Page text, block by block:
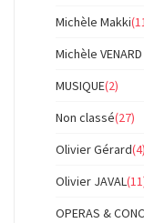
Michèle Makki
Michèle
MUSIQUE(2)
Non classé(27)
Olivier Gérard(4)
Olivier JAVAL
OPERAS &